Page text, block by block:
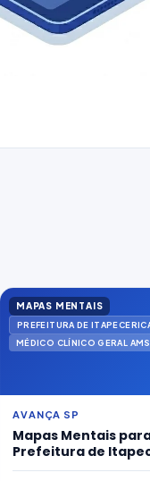
MAPAS MENTAIS
MÉDICO CLÍNICO GERAL AMS
AVANÇA SP
Mapas Mentais
Prefeitura de
2026 para Médico